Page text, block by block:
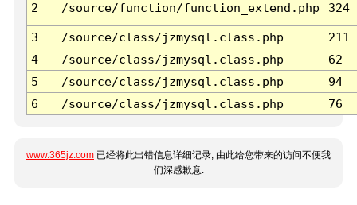
2 /source/function/function_extend.php 324
3 /source/class/jzmysql.class.php
211
4
/source/class/jzmysql.class.php
62
5
/source/class/jzmysql.class.php
94
6
/source/class/jzmysql.class.php 76
www.365jz.com 已经将此出错信息详细记录, 由此给您带来的访问不便我
们深感歉意.